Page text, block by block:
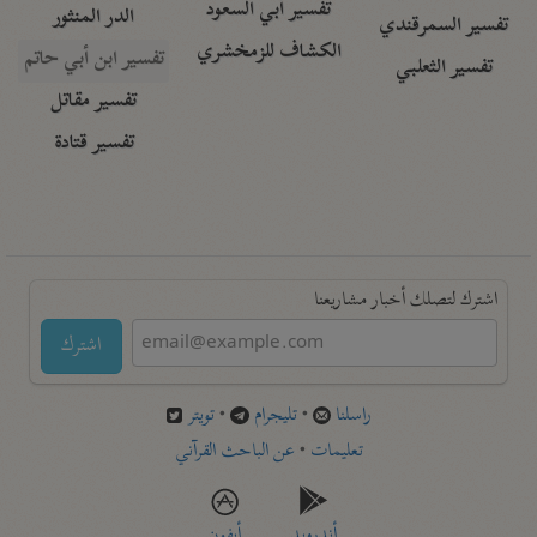
تفسير السمرقندي
تفسير الثعلبي
تفسير أبي السعود
الكشاف للزمخشري
الدر المنثور
تفسير ابن أبي حاتم
تفسير مقاتل
تفسير قتادة
اشترك لتصلك أخبار مشاريعنا
اشترك
راسلنا •تليجرام •تويتر
تعليمات •عن الباحث القرآني